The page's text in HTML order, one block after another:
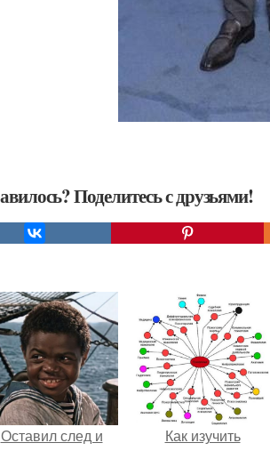
Поделитесь с друзьями!
Оставил след и
Как изучить